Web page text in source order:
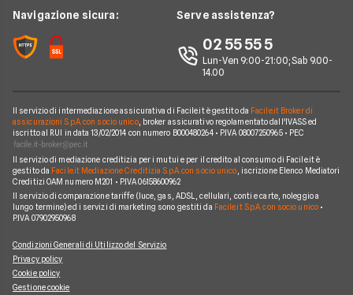
News
Chi siamo
Perché scegliere Facile.it
Mappa del sito
Mutui Ristrutturazione
Prestiti Veloci
Prestito INPS/INPDAP
Prestiti a Protestati
Consolidamento Debiti
Prestiti Moto
Prestiti per disoccupati
Prestiti senza busta paga
News Prestiti
News Carte
Navigazione sicura: Serve assistenza?
02 55 55 5
Lun-Ven 9:00-21:00; Sab 9.00-
14.00
Il servizio di intermediazione assicurativa di Facile.it è gestito da Facile.it Broker di
assicurazioni S.p.A. con socio unico, broker assicurativo regolamentato dall'IVASS ed
iscritto al RUI in data 13/02/2014 con numero B000480264 • P.IVA 08007250965 • PEC
Il servizio di mediazione creditizia per i mutui e per il credito al consumo di Facile.it è
gestito da Facile.it Mediazione Creditizia S.p.A. con socio unico , iscrizione Elenco Mediatori
Creditizi OAM numero M201 • P.IVA 06158600962
Il servizio di comparazione tariffe (luce, gas, ADSL, cellulari, conti e carte, noleggio a
lungo termine) ed i servizi di marketing sono gestiti da Facile.it S.p.A. con socio unico•
P.IVA 07902950968
Condizioni Generali di Utilizzo del Servizio
Privacy policy
Cookie policy
Gestione cookie